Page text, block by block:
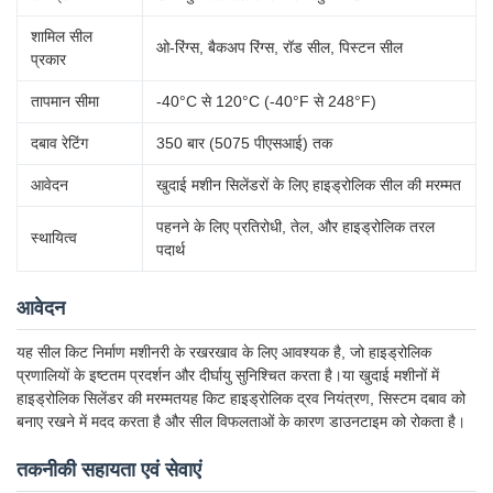
शामिल सील
प्रकार
ओ-रिंग्स, बैकअप रिंग्स, रॉड सील, पिस्टन सील
तापमान सीमा -40°C से 120°C (-40°F से 248°F)
दबाव रेटिंग 350 बार (5075 पीएसआई) तक
आवेदन खुदाई मशीन सिलेंडरों के लिए हाइड्रोलिक सील की मरम्मत
स्थायित्व
पहनने के लिए प्रतिरोधी, तेल, और हाइड्रोलिक तरल
पदार्थ
आवेदन
यह सील किट निर्माण मशीनरी के रखरखाव के लिए आवश्यक है, जो हाइड्रोलिक
प्रणालियों के इष्टतम प्रदर्शन और दीर्घायु सुनिश्चित करता है।या खुदाई मशीनों में
हाइड्रोलिक सिलेंडर की मरम्मतयह किट हाइड्रोलिक द्रव नियंत्रण, सिस्टम दबाव को
बनाए रखने में मदद करता है और सील विफलताओं के कारण डाउनटाइम को रोकता है।
तकनीकी सहायता एवं सेवाएं